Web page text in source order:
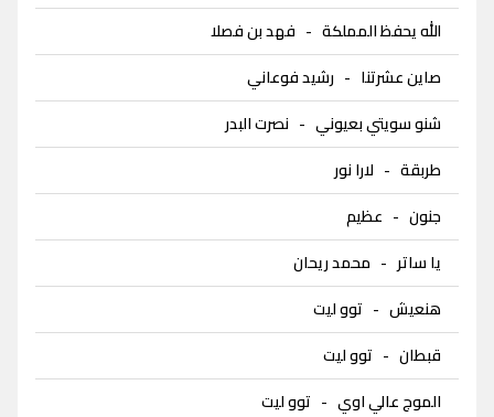
الله يحفظ المملكة - فهد بن فصلا
صاين عشرتنا - رشيد فوعاني
شنو سويتي بعيوني - نصرت البدر
طربقة - لارا نور
جنون - عظيم
يا ساتر - محمد ريحان
هنعيش - توو ليت
قبطان - توو ليت
الموج عالي اوي - توو ليت